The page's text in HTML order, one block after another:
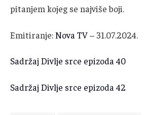
pitanjem kojeg se najviše boji.
Emitiranje: Nova TV– 31.07.2024.
Sadržaj Divlje srce epizoda 40
Sadržaj Divlje srce epizoda 42